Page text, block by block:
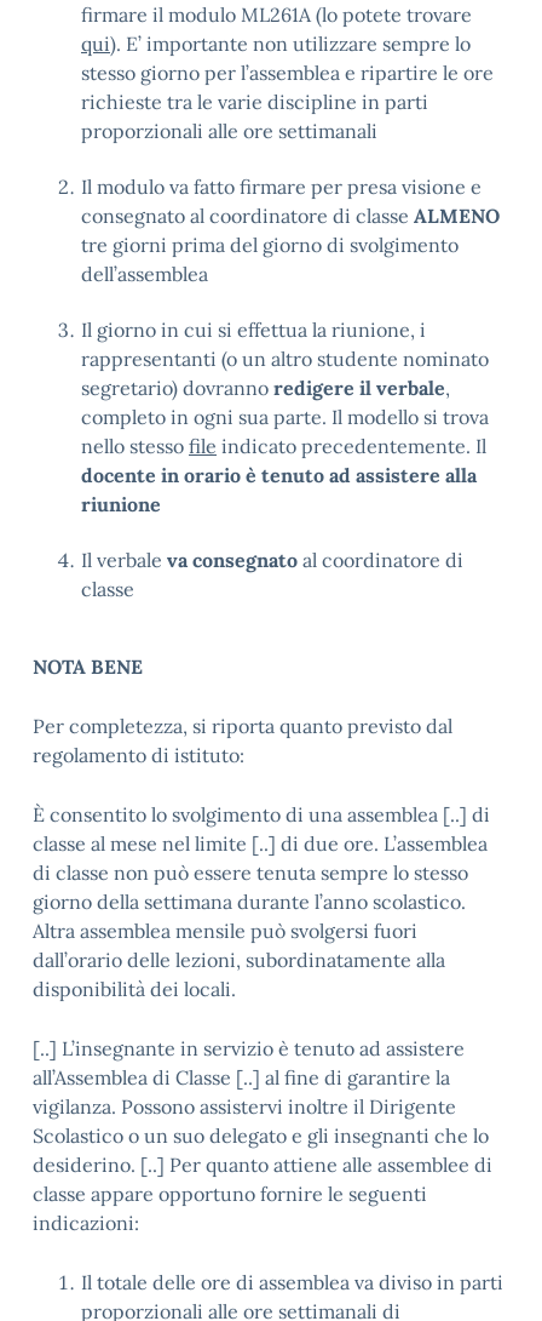
firmare il modulo ML261A (lo potete trovare
qui). E’ importante non utilizzare sempre lo
stesso giorno per l’assemblea e ripartire le ore
richieste tra le varie discipline in parti
proporzionali alle ore settimanali
Il modulo va fatto firmare per presa visione e
consegnato al coordinatore di classe ALMENO
tre giorni prima del giorno di svolgimento
dell’assemblea
Il giorno in cui si effettua la riunione, i
rappresentanti (o un altro studente nominato
segretario) dovranno redigere il verbale,
completo in ogni sua parte. Il modello si trova
nello stesso file indicato precedentemente. Il
docente in orario è tenuto ad assistere alla
riunione
Il verbale va consegnato al coordinatore di
classe
NOTA BENE
Per completezza, si riporta quanto previsto dal
regolamento di istituto:
È consentito lo svolgimento di una assemblea [..] di
classe al mese nel limite [..] di due ore. L’assemblea
di classe non può essere tenuta sempre lo stesso
giorno della settimana durante l’anno scolastico.
Altra assemblea mensile può svolgersi fuori
dall’orario delle lezioni, subordinatamente alla
disponibilità dei locali.
[..] L’insegnante in servizio è tenuto ad assistere
all’Assemblea di Classe [..] al fine di garantire la
vigilanza. Possono assistervi inoltre il Dirigente
Scolastico o un suo delegato e gli insegnanti che lo
desiderino. [..] Per quanto attiene alle assemblee di
classe appare opportuno fornire le seguenti
indicazioni:
Il totale delle ore di assemblea va diviso in parti
proporzionali alle ore settimanali di